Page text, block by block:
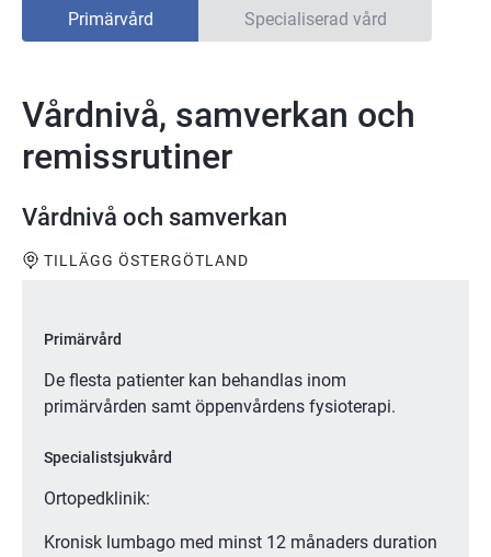
Primärvård Specialiserad vård
Vårdnivå, samverkan och
remissrutiner
Vårdnivå och samverkan
TILLÄGG ÖSTERGÖTLAND
Primärvård
De flesta patienter kan behandlas inom
primärvården samt öppenvårdens fysioterapi.
Specialistsjukvård
Ortopedklinik:
Kronisk lumbago med minst 12 månaders duration